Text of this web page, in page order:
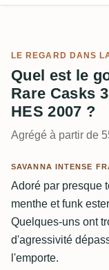
LE REGARD DANS
Quel est le
Rare Casks
HES 2007 ?
Agrégé à partir de
SAVANNA INTENSE
Adoré par presque
menthe et funk
Quelques-uns ont
d'agressivité
l'emporte.